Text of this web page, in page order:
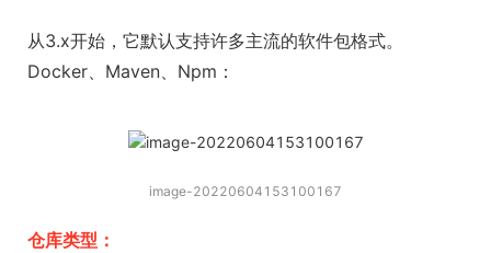
从3.x开始，它默认支持许多主流的软件包格式。
Docker、Maven、Npm：
image-20220604153100167
仓库类型：